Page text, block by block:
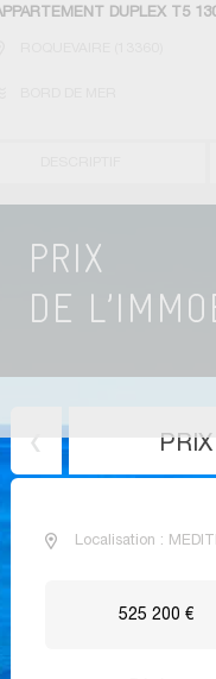
DUPLEX T5
Localisation :
525 200 €